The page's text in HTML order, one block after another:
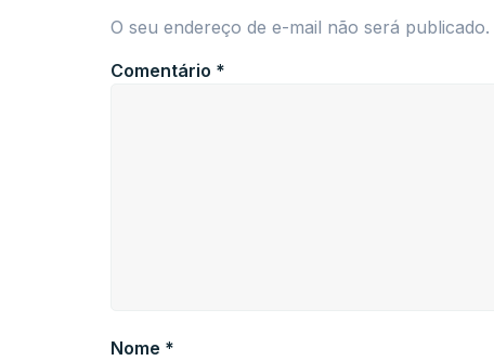
O seu endereço de e-mail não será publicado.
Comentário *
Nome *